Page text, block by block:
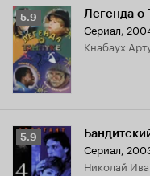
Рейтинг
Кинопоиска
5.9
5.9 Легенда о
Сериал,
Кнабаух
Рейтинг
Кинопоиска
5.9
5.9
Сериал,
Николай